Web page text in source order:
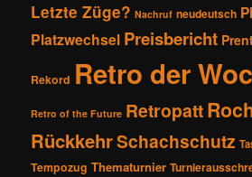
Letzte Züge? Nachruf neudeutsch
Platzwechsel Preisbericht
Rekord Retro der
Retro of the Future Retropatt
RückkehrSchachschutz
Tempozug Thematurnier